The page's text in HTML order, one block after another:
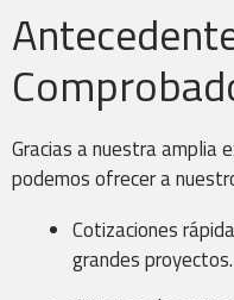
Gracias a nuestra amplia
podemos ofrecer a
Cotizaciones
grandes proyectos.